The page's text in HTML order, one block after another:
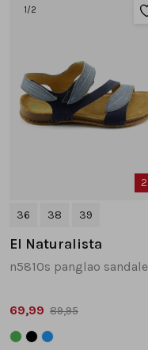
1 /2
36 38 39
El Naturalista
69,99 89,95